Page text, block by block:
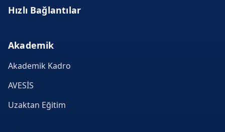
Hızlı Bağlantılar
Akademik
Akademik Kadro
AVESİS
Uzaktan Eğitim